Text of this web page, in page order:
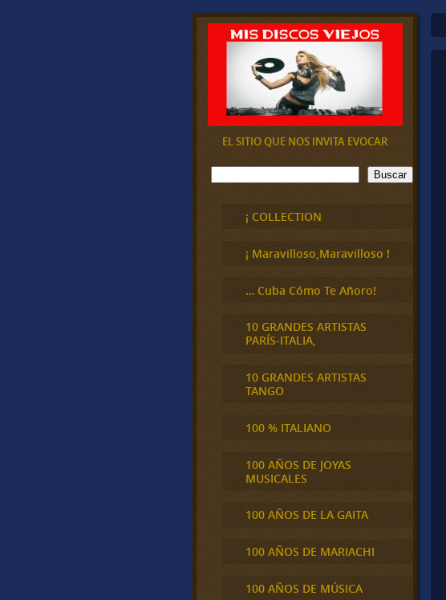
EL SITIO QUE NOS INVITA EVOCAR
B
u
Buscar
¡ COLLECTION
¡ Maravilloso,Maravilloso !
… Cuba Cómo Te Añoro!
10 GRANDES ARTISTAS
PARÍS-ITALIA,
10 GRANDES ARTISTAS
TANGO
100 % ITALIANO
100 AÑOS DE JOYAS
MUSICALES
100 AÑOS DE LA GAITA
100 AÑOS DE MARIACHI
100 AÑOS DE MÚSICA